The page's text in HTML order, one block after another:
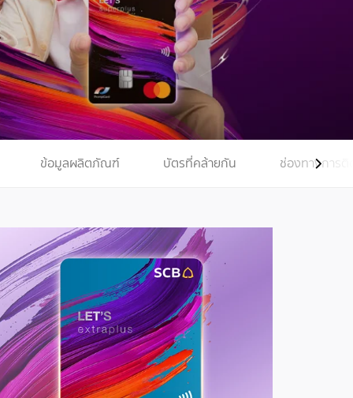
ข้อมูลผลิตภัณฑ์ บัตรที่คล้ายกัน ช่องทางการ